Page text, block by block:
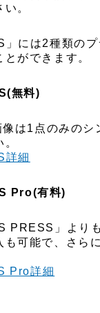
。
には2種類の
ができます。
無料)
は1点のみのシ
詳細
Pro(有料)
PRESS」より
も可能で、さら
Pro詳細